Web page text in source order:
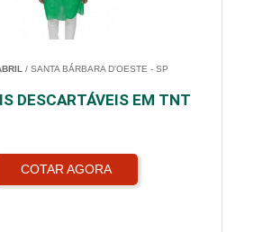
/ SANTA BÁRBARA D'OESTE - SP
DESCARTÁVEIS EM TNT
COTAR AGORA